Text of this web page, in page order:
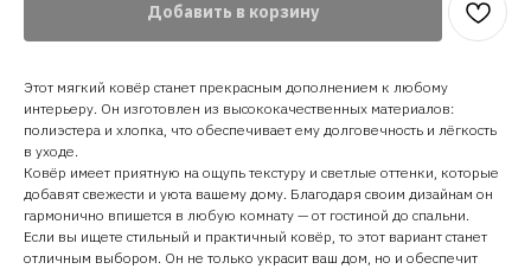
Добавить в корзину
Этот мягкий ковёр станет прекрасным дополнением к любому
интерьеру. Он изготовлен из высококачественных материалов:
полиэстера и хлопка, что обеспечивает ему долговечность и лёгкость
в уходе.
Ковёр имеет приятную на ощупь текстуру и светлые оттенки, которые
добавят свежести и уюта вашему дому. Благодаря своим дизайнам он
гармонично впишется в любую комнату — от гостиной до спальни.
Если вы ищете стильный и практичный ковёр, то этот вариант станет
отличным выбором. Он не только украсит ваш дом, но и обеспечит